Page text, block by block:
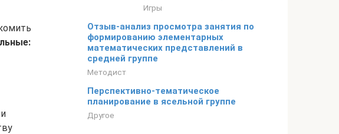
Игры
Отзыв-анализ просмотра занятия по
формированию элементарных
математических представлений в
средней группе
Методист
Перспективно-тематическое
планирование в ясельной группе
Другое